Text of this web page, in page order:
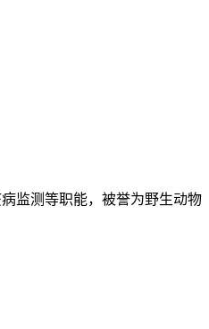
监测等职能，被誉为野生动物